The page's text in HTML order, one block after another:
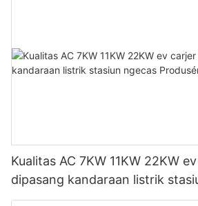
Kualitas AC 7KW 11KW 22KW
dipasang kandaraan listrik
Produsén | iFlowPower2